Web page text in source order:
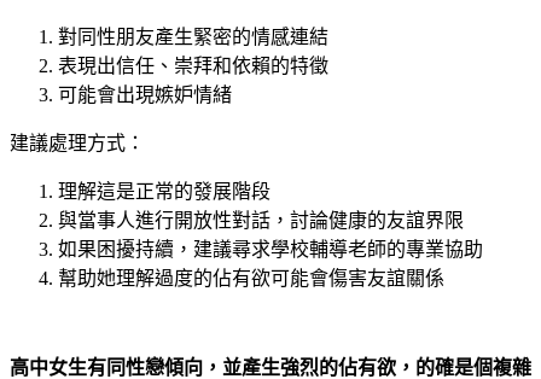
對同性朋友產生緊密的情感連結
表現出信任、崇拜和依賴的特徵
可能會出現嫉妒情緒
建議處理方式：
理解這是正常的發展階段
與當事人進行開放性對話，討論健康的友誼界限
如果困擾持續，建議尋求學校輔導老師的專業協助
幫助她理解過度的佔有欲可能會傷害友誼關係
高中女生有同性戀傾向，並產生強烈的佔有欲，的確是個複雜